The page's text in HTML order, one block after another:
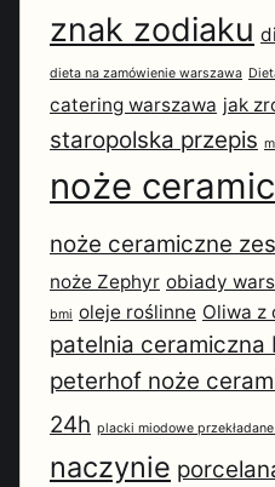
znak zodiaku
dieta na zamówienie warszawa
catering warszawa jak
staropolska przepis
noże
noże ceramiczne
noże Zephyr obiady
bmi oleje roślinne Oliwa z
patelnia
peterhof noże
24h placki miodowe
naczynie